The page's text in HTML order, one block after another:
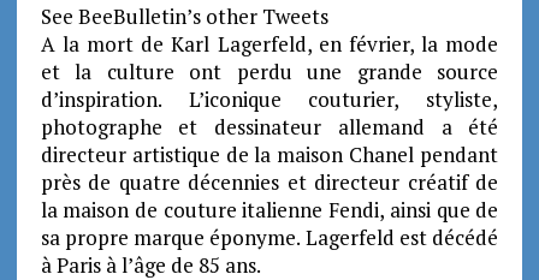
See BeeBulletin’s other Tweets
A la mort de Karl Lagerfeld, en février, la mode
et la culture ont perdu une grande source
d’inspiration. L’iconique couturier, styliste,
photographe et dessinateur allemand a été
directeur artistique de la maison Chanel pendant
près de quatre décennies et directeur créatif de
la maison de couture italienne Fendi, ainsi que de
sa propre marque éponyme. Lagerfeld est décédé
à Paris à l’âge de 85 ans.